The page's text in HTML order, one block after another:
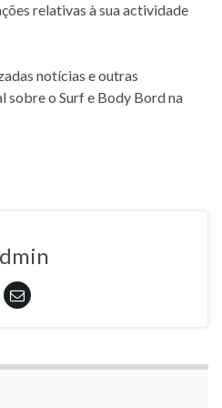
relativas à sua actividade
notícias e outras
sobre o Surf e Body Bord na